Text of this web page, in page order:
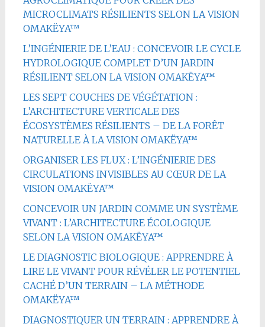
MICROCLIMATS RÉSILIENTS SELON LA VISION
OMAKËYA™
L’INGÉNIERIE DE L’EAU : CONCEVOIR LE CYCLE
HYDROLOGIQUE COMPLET D’UN JARDIN
RÉSILIENT SELON LA VISION OMAKËYA™
LES SEPT COUCHES DE VÉGÉTATION :
L’ARCHITECTURE VERTICALE DES
ÉCOSYSTÈMES RÉSILIENTS – DE LA FORÊT
NATURELLE À LA VISION OMAKËYA™
ORGANISER LES FLUX : L’INGÉNIERIE DES
CIRCULATIONS INVISIBLES AU CŒUR DE LA
VISION OMAKËYA™
CONCEVOIR UN JARDIN COMME UN SYSTÈME
VIVANT : L’ARCHITECTURE ÉCOLOGIQUE
SELON LA VISION OMAKËYA™
LE DIAGNOSTIC BIOLOGIQUE : APPRENDRE À
LIRE LE VIVANT POUR RÉVÉLER LE POTENTIEL
CACHÉ D’UN TERRAIN – LA MÉTHODE
OMAKËYA™
DIAGNOSTIQUER UN TERRAIN : APPRENDRE À